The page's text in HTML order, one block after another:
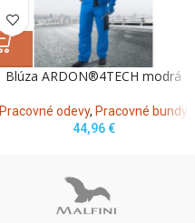
Blúza ARDON®4TECH modrá
Pracovné odevy, Pracovné bundy
44,96€